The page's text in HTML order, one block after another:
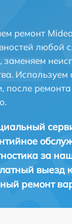
ремонт
любой
заменяем
после
за
выезд
ремонт